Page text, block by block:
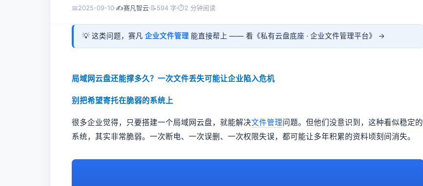
📅2025-09-10 ✍️赛凡智云 📝594 字 ⏱2 分钟阅读
💡 这类问题，赛凡 企业文件管理 能直接帮上 —— 看《私有云盘底座 · 企业文件管理平台》 →
局域网云盘还能撑多久？一次文件丢失可能让企业陷入危机
别把希望寄托在脆弱的系统上
很多企业觉得，只要搭建一个局域网云盘，就能解决文件管理问题。但他们没意识到，这种看似稳定的
系统，其实非常脆弱。一次断电、一次误删、一次权限失误，都可能让多年积累的资料顷刻间消失。